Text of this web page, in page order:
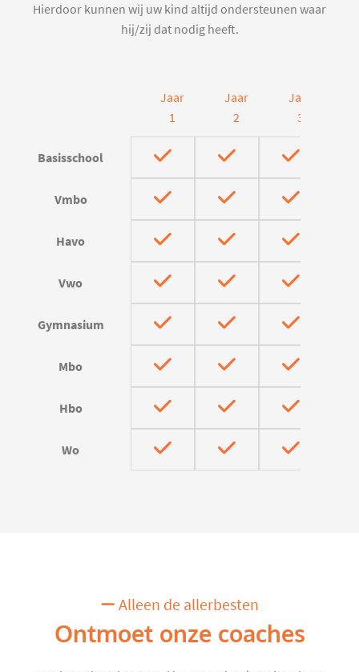
Hierdoor kunnen wij uw kind altijd ondersteunen waar
hij/zij dat nodig heeft.
Jaar
1
Jaar
2
Jaar
3
Basisschool
Vmbo
Havo
Vwo
Gymnasium
Mbo
Hbo
Wo
Alleen de allerbesten
Ontmoet onze coaches